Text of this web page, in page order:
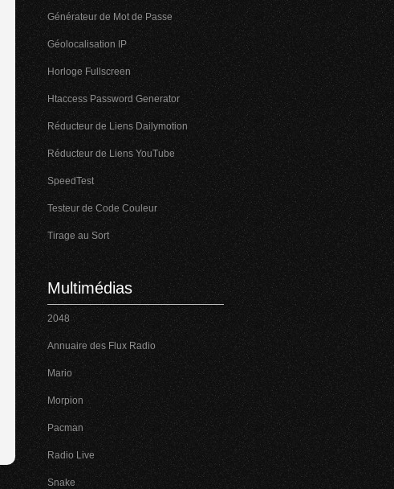
Générateur de Mot de Passe
Géolocalisation IP
Horloge Fullscreen
Htaccess Password Generator
Réducteur de Liens Dailymotion
Réducteur de Liens YouTube
SpeedTest
Testeur de Code Couleur
Tirage au Sort
Multimédias
2048
Annuaire des Flux Radio
Mario
Morpion
Pacman
Radio Live
Snake